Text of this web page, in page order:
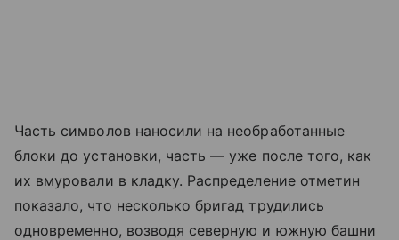
Часть символов наносили на необработанные
блоки до установки, часть — уже после того, как
их вмуровали в кладку. Распределение отметин
показало, что несколько бригад трудились
одновременно, возводя северную и южную башни